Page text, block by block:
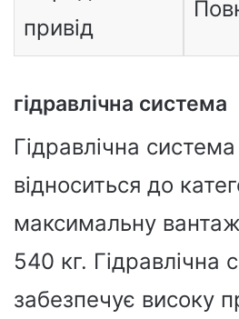
привід
гідравлічна система
Гідравлічна
відноситься до
максимальну
540 кг. Гідравлічна
забезпечує високу